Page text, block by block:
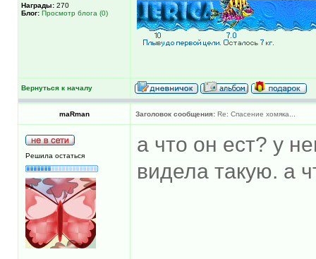
Награды: 270
Блог: Просмотр блога (0)
Вернуться к началу
maRman Заголовок сообщения: Re: Спасение хомяка...
Решила остаться
а что он ест? у
видела такую. а